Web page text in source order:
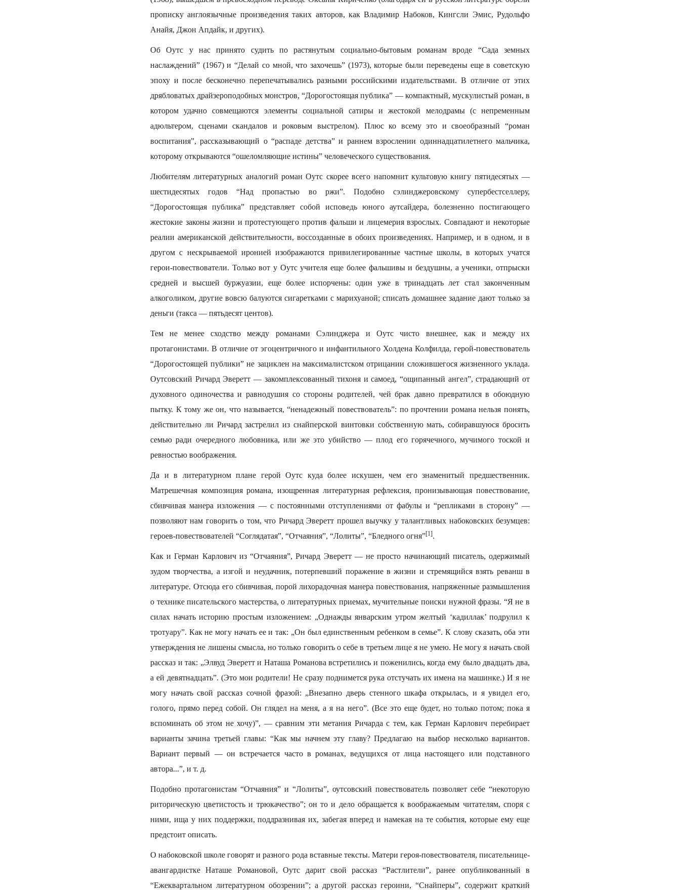
прописку англоязычные произведения таких авторов, как Владимир Набоков, Кингсли Эмис, Рудольфо
Анайя, Джон Апдайк, и других).
Об Оутс у нас принято судить по растянутым социально-бытовым романам вроде “Сада земных
наслаждений” (1967) и “Делай со мной, что захочешь” (1973), которые были переведены еще в советскую
эпоху и после бесконечно перепечатывались разными российскими издательствами. В отличие от этих
дрябловатых драйзероподобных монстров, “Дорогостоящая публика” — компактный, мускулистый роман, в
котором удачно совмещаются элементы социальной сатиры и жестокой мелодрамы (с непременным
адюльтером, сценами скандалов и роковым выстрелом). Плюс ко всему это и своеобразный “роман
воспитания”, рассказывающий о “распаде детства” и раннем взрослении одиннадцатилетнего мальчика,
которому открываются “ошеломляющие истины” человеческого существования.
Любителям литературных аналогий роман Оутс скорее всего напомнит культовую книгу пятидесятых —
шестидесятых годов “Над пропастью во ржи”. Подобно сэлинджеровскому супербестселлеру,
“Дорогостоящая публика” представляет собой исповедь юного аутсайдера, болезненно постигающего
жестокие законы жизни и протестующего против фальши и лицемерия взрослых. Совпадают и некоторые
реалии американской действительности, воссозданные в обоих произведениях. Например, и в одном, и в
другом с нескрываемой иронией изображаются привилегированные частные школы, в которых учатся
герои-повествователи. Только вот у Оутс учителя еще более фальшивы и бездушны, а ученики, отпрыски
средней и высшей буржуазии, еще более испорчены: один уже в тринадцать лет стал законченным
алкоголиком, другие вовсю балуются сигаретками с марихуаной; списать домашнее задание дают только за
деньги (такса — пятьдесят центов).
Тем не менее сходство между романами Сэлинджера и Оутс чисто внешнее, как и между их
протагонистами. В отличие от эгоцентричного и инфантильного Холдена Колфилда, герой-повествователь
“Дорогостоящей публики” не зациклен на максималистском отрицании сложившегося жизненного уклада.
Оутсовский Ричард Эверетт — закомплексованный тихоня и самоед, “ощипанный ангел”, страдающий от
духовного одиночества и равнодушия со стороны родителей, чей брак давно превратился в обоюдную
пытку. К тому же он, что называется, “ненадежный повествователь”: по прочтении романа нельзя понять,
действительно ли Ричард застрелил из снайперской винтовки собственную мать, собиравшуюся бросить
семью ради очередного любовника, или же это убийство — плод его горячечного, мучимого тоской и
ревностью воображения.
Да и в литературном плане герой Оутс куда более искушен, чем его знаменитый предшественник.
Матрешечная композиция романа, изощренная литературная рефлексия, пронизывающая повествование,
сбивчивая манера изложения — с постоянными отступлениями от фабулы и “репликами в сторону” —
позволяют нам говорить о том, что Ричард Эверетт прошел выучку у талантливых набоковских безумцев:
героев-повествователей “Соглядатая”, “Отчаяния”, “Лолиты”, “Бледного огня”[1].
Как и Герман Карлович из “Отчаяния”, Ричард Эверетт — не просто начинающий писатель, одержимый
зудом творчества, а изгой и неудачник, потерпевший поражение в жизни и стремящийся взять реванш в
литературе. Отсюда его сбивчивая, порой лихорадочная манера повествования, напряженные размышления
о технике писательского мастерства, о литературных приемах, мучительные поиски нужной фразы. “Я не в
силах начать историю простым изложением: „Однажды январским утром желтый ‘кадиллак’ подрулил к
тротуару”. Как не могу начать ее и так: „Он был единственным ребенком в семье”. К слову сказать, оба эти
утверждения не лишены смысла, но только говорить о себе в третьем лице я не умею. Не могу я начать свой
рассказ и так: „Элвуд Эверетт и Наташа Романова встретились и поженились, когда ему было двадцать два,
а ей девятнадцать”. (Это мои родители! Не сразу поднимется рука отстучать их имена на машинке.) И я не
могу начать свой рассказ сочной фразой: „Внезапно дверь стенного шкафа открылась, и я увидел его,
голого, прямо перед собой. Он глядел на меня, а я на него”. (Все это еще будет, но только потом; пока я
вспоминать об этом не хочу)”, — сравним эти метания Ричарда с тем, как Герман Карлович перебирает
варианты зачина третьей главы: “Как мы начнем эту главу? Предлагаю на выбор несколько вариантов.
Вариант первый — он встречается часто в романах, ведущихся от лица настоящего или подставного
автора...”, и т. д.
Подобно протагонистам “Отчаяния” и “Лолиты”, оутсовский повествователь позволяет себе “некоторую
риторическую цветистость и трюкачество”; он то и дело обращается к воображаемым читателям, споря с
ними, ища у них поддержки, поддразнивая их, забегая вперед и намекая на те события, которые ему еще
предстоит описать.
О набоковской школе говорят и разного рода вставные тексты. Матери героя-повествователя, писательнице-
авангардистке Наташе Романовой, Оутс дарит свой рассказ “Растлители”, ранее опубликованный в
“Ежеквартальном литературном обозрении”; а другой рассказ героини, “Снайперы”, содержит краткий